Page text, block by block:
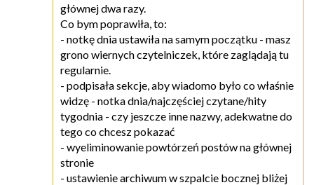
głównej dwa razy.
Co bym poprawiła, to:
- notkę dnia ustawiła na samym początku - masz
grono wiernych czytelniczek, które zaglądają tu
regularnie.
- podpisała sekcje, aby wiadomo było co właśnie
widzę - notka dnia/najczęściej czytane/hity
tygodnia - czy jeszcze inne nazwy, adekwatne do
tego co chcesz pokazać
- wyeliminowanie powtórzeń postów na głównej
stronie
- ustawienie archiwum w szpalcie bocznej bliżej